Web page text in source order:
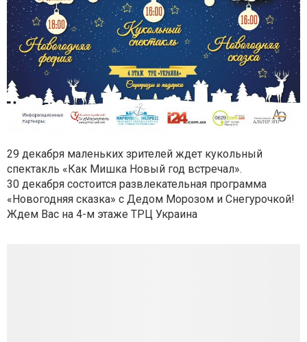
29 декабря маленьких зрителей ждет кукольный
спектакль «Как Мишка Новый год встречал».
30 декабря состоится развлекательная программа
«Новогодняя сказка» с Дедом Морозом и Снегурочкой!
Ждем Вас на 4-м этаже ТРЦ Украина